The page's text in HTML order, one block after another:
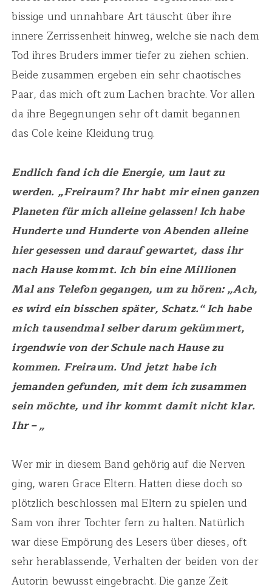
bissige und unnahbare Art täuscht über ihre
innere Zerrissenheit hinweg, welche sie nach dem
Tod ihres Bruders immer tiefer zu ziehen schien.
Beide zusammen ergeben ein sehr chaotisches
Paar, das mich oft zum Lachen brachte. Vor allen
da ihre Begegnungen sehr oft damit begannen
das Cole keine Kleidung trug.
Endlich fand ich die Energie, um laut zu
werden. „Freiraum? Ihr habt mir einen ganzen
Planeten für mich alleine gelassen! Ich habe
Hunderte und Hunderte von Abenden alleine
hier gesessen und darauf gewartet, dass ihr
nach Hause kommt. Ich bin eine Millionen
Mal ans Telefon gegangen, um zu hören: „Ach,
es wird ein bisschen später, Schatz.“ Ich habe
mich tausendmal selber darum gekümmert,
irgendwie von der Schule nach Hause zu
kommen. Freiraum. Und jetzt habe ich
jemanden gefunden, mit dem ich zusammen
sein möchte, und ihr kommt damit nicht klar.
Ihr – „
Wer mir in diesem Band gehörig auf die Nerven
ging, waren Grace Eltern. Hatten diese doch so
plötzlich beschlossen mal Eltern zu spielen und
Sam von ihrer Tochter fern zu halten. Natürlich
war diese Empörung des Lesers über dieses, oft
sehr herablassende, Verhalten der beiden von der
Autorin bewusst eingebracht. Die ganze Zeit